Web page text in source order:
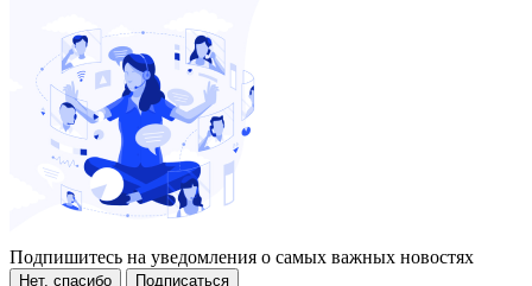
Подпишитесь на уведомления о самых важных новостях
Нет, спасибо Подписаться